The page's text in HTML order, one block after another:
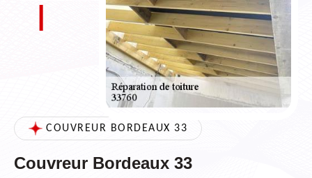
COUVREUR BORDEAUX 33
Couvreur Bordeaux 33